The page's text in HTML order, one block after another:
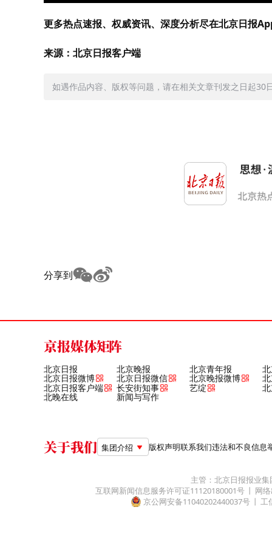
更多热点速报、权威资讯、深度分析尽在北京日报
来源：北京日报客户端
如遇作品内容、版权等问题，请在相关文章刊发之日起
分享到
京报媒体矩阵
北京日报 北京晚报 北京青年报
北京日报微博 北京日报微信 北京晚报微博
北京日报客户端
长安街知事 艺绽
北晚在线 新闻与写作
关于我们 集团介绍 版权声明联系我们违法和不良信息
主管：北京日报报业集
互联网新闻信息服务许可证11120180001号
网
京公网安备11040202440037号
工